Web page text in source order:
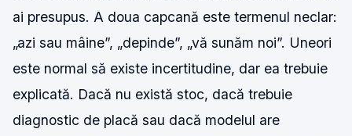
ai presupus. A doua capcană este termenul neclar:
„azi sau mâine”, „depinde”, „vă sunăm noi”. Uneori
este normal să existe incertitudine, dar ea trebuie
explicată. Dacă nu există stoc, dacă trebuie
diagnostic de placă sau dacă modelul are